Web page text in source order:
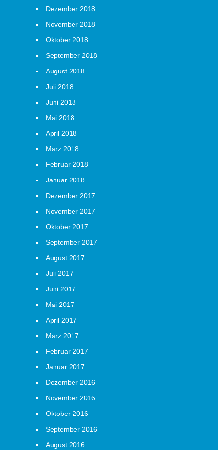
Dezember 2018
November 2018
Oktober 2018
September 2018
August 2018
Juli 2018
Juni 2018
Mai 2018
April 2018
März 2018
Februar 2018
Januar 2018
Dezember 2017
November 2017
Oktober 2017
September 2017
August 2017
Juli 2017
Juni 2017
Mai 2017
April 2017
März 2017
Februar 2017
Januar 2017
Dezember 2016
November 2016
Oktober 2016
September 2016
August 2016